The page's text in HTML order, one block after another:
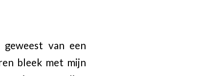
van een
bleek met mijn